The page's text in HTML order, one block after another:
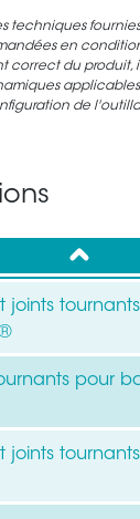
techniques
en
correct du produit,
de
up
joints
pour
joints